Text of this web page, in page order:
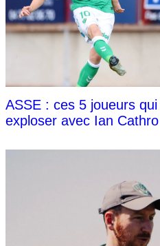
ASSE : ces 5 joueurs
exploser avec Ian Cathro